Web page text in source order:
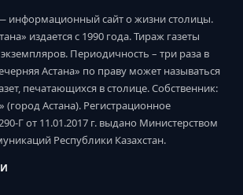
информационный сайт о жизни столицы.
издается с 1990 года. Тираж газеты
экземпляров. Периодичность – три раза в
Астана» по праву может называться
печатающихся в столице. Собственник:
Астана). Регистрационное
Г от 11.01.2017 г. выдано Министерством
Республики Казахстан.